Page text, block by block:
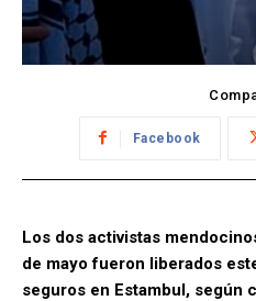
Facebook
Los dos activistas
de mayo fueron liberados
seguros en Estambul, según